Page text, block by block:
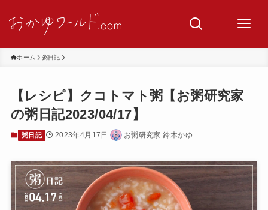
ホーム 粥日記
【レシピ】クコトマト粥【お粥研究家
の粥日記2023/04/17】
粥日記 2023年4月17日 お粥研究家 鈴木かゆ